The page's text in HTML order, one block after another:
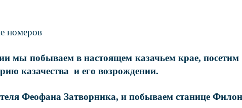
номеров
мы побываем в настоящем казачьем крае, посетим
казачества и его возрождении.
Феофана Затворника, и побываем станице